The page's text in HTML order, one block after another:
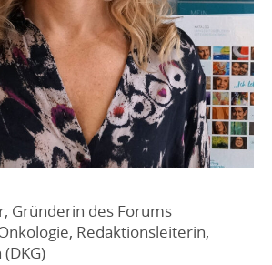
Gründerin des Forums
Redaktionsleiterin,